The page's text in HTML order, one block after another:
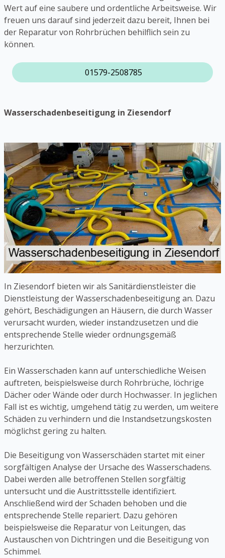
Wert auf eine saubere und ordentliche Arbeitsweise. Wir
freuen uns darauf sind jederzeit dazu bereit, Ihnen bei
der Reparatur von Rohrbrüchen behilflich sein zu
können.
01579-2508785
Wasserschadenbeseitigung in Ziesendorf
In Ziesendorf bieten wir als Sanitärdienstleister die
Dienstleistung der Wasserschadenbeseitigung an. Dazu
gehört, Beschädigungen an Häusern, die durch Wasser
verursacht wurden, wieder instandzusetzen und die
entsprechende Stelle wieder ordnungsgemäß
herzurichten.
Ein Wasserschaden kann auf unterschiedliche Weisen
auftreten, beispielsweise durch Rohrbrüche, löchrige
Dächer oder Wände oder durch Hochwasser. In jeglichen
Fall ist es wichtig, umgehend tätig zu werden, um weitere
Schäden zu verhindern und die Instandsetzungskosten
möglichst gering zu halten.
Die Beseitigung von Wasserschäden startet mit einer
sorgfältigen Analyse der Ursache des Wasserschadens.
Dabei werden alle betroffenen Stellen sorgfältig
untersucht und die Austrittsstelle identifiziert.
Anschließend wird der Schaden behoben und die
entsprechende Stelle repariert. Dazu gehören
beispielsweise die Reparatur von Leitungen, das
Austauschen von Dichtringen und die Beseitigung von
Schimmel.